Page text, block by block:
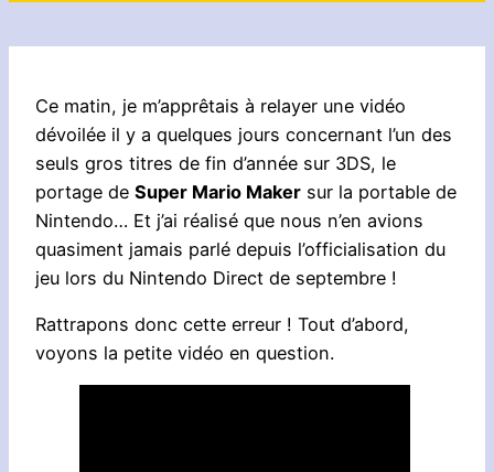
Ce matin, je m’apprêtais à relayer une vidéo
dévoilée il y a quelques jours concernant l’un des
seuls gros titres de fin d’année sur 3DS, le
portage de Super Mario Maker sur la portable de
Nintendo… Et j’ai réalisé que nous n’en avions
quasiment jamais parlé depuis l’officialisation du
jeu lors du Nintendo Direct de septembre !
Rattrapons donc cette erreur ! Tout d’abord,
voyons la petite vidéo en question.